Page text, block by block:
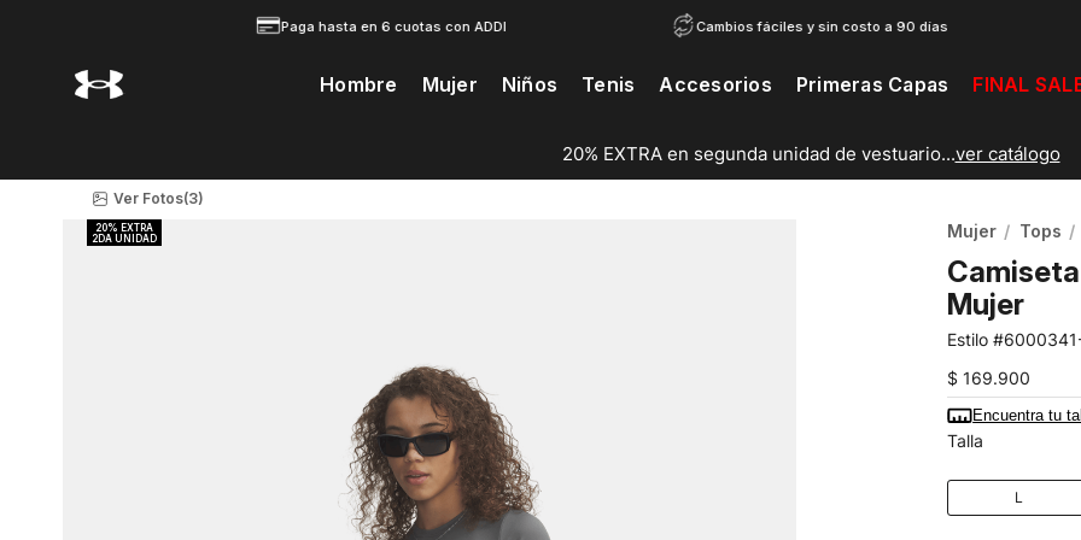
Paga hasta en 6 cuotas con ADDI Cambios fáciles y sin costo a 90 días
Hombre Mujer Niños Tenis Accesorios Primeras Capas FINAL
20% EXTRA en segunda unidad de vestuario...ver catálogo
Ver Fotos(3)
Mujer Tops
Mujer
$ 169.900
Encuentra tu
Talla
L